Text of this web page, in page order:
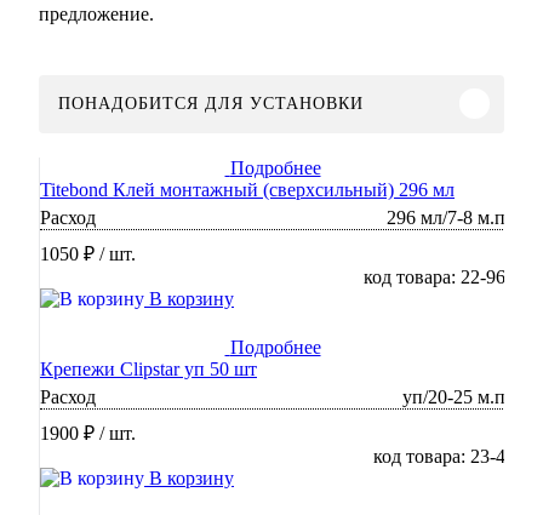
предложение.
ПОНАДОБИТСЯ ДЛЯ УСТАНОВКИ
Подробнее
Titebond Клей монтажный (сверхсильный) 296 мл
Расход
296 мл/7-8 м.п
1050 ₽ / шт.
код товара: 22-96
В корзину
Подробнее
Крепежи Clipstar уп 50 шт
Расход
уп/20-25 м.п
1900 ₽ / шт.
код товара: 23-4
В корзину